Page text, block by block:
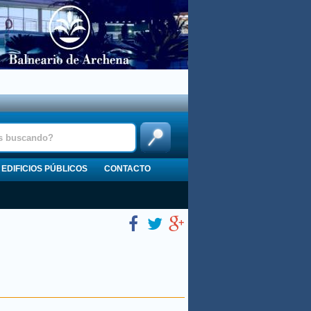
EDIFICIOS PÚBLICOS CONTACTO